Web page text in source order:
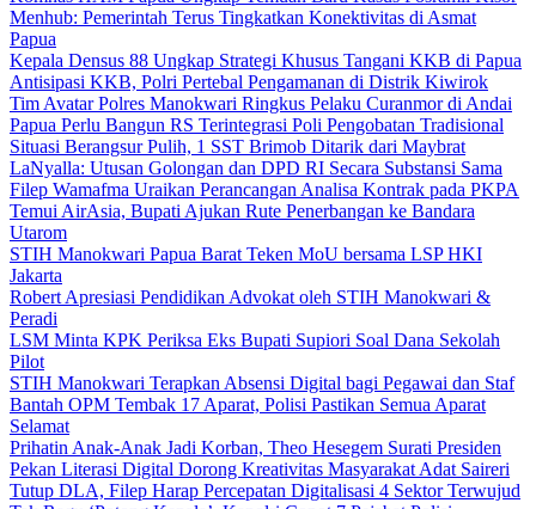
Menhub: Pemerintah Terus Tingkatkan Konektivitas di Asmat
Papua
Kepala Densus 88 Ungkap Strategi Khusus Tangani KKB di Papua
Antisipasi KKB, Polri Pertebal Pengamanan di Distrik Kiwirok
Tim Avatar Polres Manokwari Ringkus Pelaku Curanmor di Andai
Papua Perlu Bangun RS Terintegrasi Poli Pengobatan Tradisional
Situasi Berangsur Pulih, 1 SST Brimob Ditarik dari Maybrat
LaNyalla: Utusan Golongan dan DPD RI Secara Substansi Sama
Filep Wamafma Uraikan Perancangan Analisa Kontrak pada PKPA
Temui AirAsia, Bupati Ajukan Rute Penerbangan ke Bandara
Utarom
STIH Manokwari Papua Barat Teken MoU bersama LSP HKI
Jakarta
Robert Apresiasi Pendidikan Advokat oleh STIH Manokwari &
Peradi
LSM Minta KPK Periksa Eks Bupati Supiori Soal Dana Sekolah
Pilot
STIH Manokwari Terapkan Absensi Digital bagi Pegawai dan Staf
Bantah OPM Tembak 17 Aparat, Polisi Pastikan Semua Aparat
Selamat
Prihatin Anak-Anak Jadi Korban, Theo Hesegem Surati Presiden
Pekan Literasi Digital Dorong Kreativitas Masyarakat Adat Saireri
Tutup DLA, Filep Harap Percepatan Digitalisasi 4 Sektor Terwujud